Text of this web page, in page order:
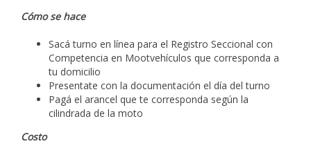
Cómo se hace
Sacá turno en línea para el Registro Seccional con
Competencia en Mootvehículos que corresponda a
tu domicilio
Presentate con la documentación el día del turno
Pagá el arancel que te corresponda según la
cilindrada de la moto
Costo